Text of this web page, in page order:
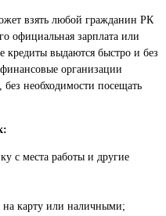
взять любой гражданин РК
официальная зарплата или
кредиты выдаются быстро и без
организации
необходимости посещать
с места работы и другие
на карту или наличными;